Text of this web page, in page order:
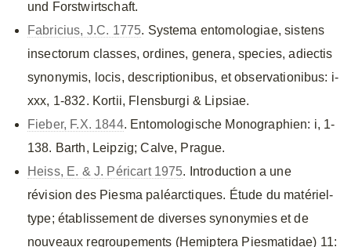
und Forstwirtschaft.
Fabricius, J.C. 1775. Systema entomologiae, sistens
insectorum classes, ordines, genera, species, adiectis
synonymis, locis, descriptionibus, et observationibus: i-
xxx, 1-832. Kortii, Flensburgi & Lipsiae.
Fieber, F.X. 1844. Entomologische Monographien: i, 1-
138. Barth, Leipzig; Calve, Prague.
Heiss, E. & J. Péricart 1975. Introduction a une
révision des Piesma paléarctiques. Étude du matériel-
type; établissement de diverses synonymies et de
nouveaux regroupements (Hemiptera Piesmatidae) 11: